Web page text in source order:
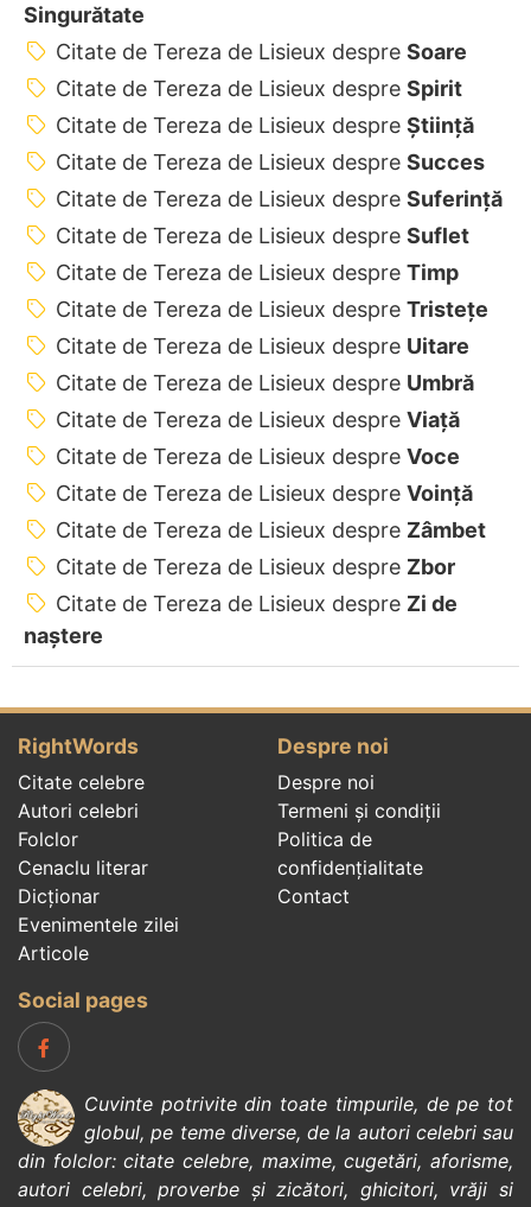
Singurătate
Citate de Tereza de Lisieux despre Soare
Citate de Tereza de Lisieux despre Spirit
Citate de Tereza de Lisieux despre Știință
Citate de Tereza de Lisieux despre Succes
Citate de Tereza de Lisieux despre Suferință
Citate de Tereza de Lisieux despre Suflet
Citate de Tereza de Lisieux despre Timp
Citate de Tereza de Lisieux despre Tristețe
Citate de Tereza de Lisieux despre Uitare
Citate de Tereza de Lisieux despre Umbră
Citate de Tereza de Lisieux despre Viață
Citate de Tereza de Lisieux despre Voce
Citate de Tereza de Lisieux despre Voință
Citate de Tereza de Lisieux despre Zâmbet
Citate de Tereza de Lisieux despre Zbor
Citate de Tereza de Lisieux despre Zi de
naștere
RightWords
Citate celebre
Autori celebri
Folclor
Cenaclu literar
Dicționar
Evenimentele zilei
Articole
Despre noi
Despre noi
Termeni și condiții
Politica de
confidenţialitate
Contact
Social pages
Cuvinte potrivite din toate timpurile, de pe tot
globul, pe teme diverse, de la autori celebrisau
din folclor:citate celebre, maxime,cugetări,aforisme,
autori celebri,proverbe și zicători, ghicitori, vrăji si